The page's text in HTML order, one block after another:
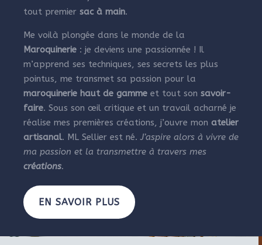
tout premier sac à main.
Me voilà plongée dans le monde de la
Maroquinerie : je deviens une passionnée ! Il
m’apprend ses techniques, ses secrets les plus
pointus, me transmet sa passion pour la
maroquinerie haut de gamme et tout son savoir-
faire. Sous son œil critique et un travail acharné je
réalise mes premières créations, j’ouvre mon atelier
artisanal. ML Sellier est né. J’aspire alors à vivre de
ma passion et la transmettre à travers mes
créations.
EN SAVOIR PLUS